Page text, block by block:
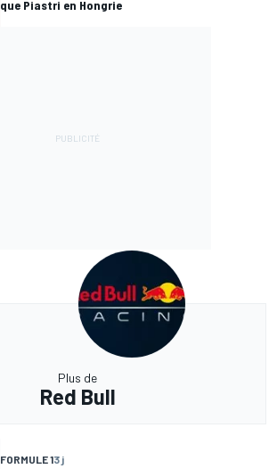
que Piastri en Hongrie
Plus de
Red Bull
FORMULE 13 j